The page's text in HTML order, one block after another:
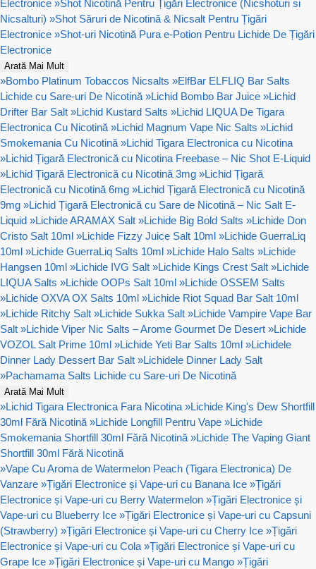
Electronice »Shot Nicotină Pentru Țigări Electronice (Nicshoturi si
Nicsalturi) »Shot Săruri de Nicotină & Nicsalt Pentru Țigări
Electronice »Shot-uri Nicotină Pura e-Potion Pentru Lichide De Țigări
Electronice
Arată Mai Mult
»Bombo Platinum Tobaccos Nicsalts »ElfBar ELFLIQ Bar Salts
Lichide cu Sare-uri De Nicotină »Lichid Bombo Bar Juice »Lichid
Drifter Bar Salt »Lichid Kustard Salts »Lichid LIQUA De Tigara
Electronica Cu Nicotină »Lichid Magnum Vape Nic Salts »Lichid
Smokemania Cu Nicotină »Lichid Tigara Electronica cu Nicotina
»Lichid Țigară Electronică cu Nicotina Freebase – Nic Shot E-Liquid
»Lichid Țigară Electronică cu Nicotină 3mg »Lichid Țigară
Electronică cu Nicotină 6mg »Lichid Țigară Electronică cu Nicotină
9mg »Lichid Țigară Electronică cu Sare de Nicotină – Nic Salt E-
Liquid »Lichide ARAMAX Salt »Lichide Big Bold Salts »Lichide Don
Cristo Salt 10ml »Lichide Fizzy Juice Salt 10ml »Lichide GuerraLiq
10ml »Lichide GuerraLiq Salts 10ml »Lichide Halo Salts »Lichide
Hangsen 10ml »Lichide IVG Salt »Lichide Kings Crest Salt »Lichide
LIQUA Salts »Lichide OOPs Salt 10ml »Lichide OSSEM Salts
»Lichide OXVA OX Salts 10ml »Lichide Riot Squad Bar Salt 10ml
»Lichide Ritchy Salt »Lichide Sukka Salt »Lichide Vampire Vape Bar
Salt »Lichide Viper Nic Salts – Arome Gourmet De Desert »Lichide
VOZOL Salt Prime 10ml »Lichide Yeti Bar Salts 10ml »Lichidele
Dinner Lady Dessert Bar Salt »Lichidele Dinner Lady Salt
»Pachamama Salts Lichide cu Sare-uri De Nicotină
Arată Mai Mult
»Lichid Tigara Electronica Fara Nicotina »Lichide King's Dew Shortfill
30ml Fără Nicotină »Lichide Longfill Pentru Vape »Lichide
Smokemania Shortfill 30ml Fără Nicotină »Lichide The Vaping Giant
Shortfill 30ml Fără Nicotină
»Vape Cu Aroma de Watermelon Peach (Tigara Electronica) De
Vanzare »Țigări Electronice și Vape-uri cu Banana Ice »Țigări
Electronice și Vape-uri cu Berry Watermelon »Țigări Electronice și
Vape-uri cu Blueberry Ice »Țigări Electronice și Vape-uri cu Capsuni
(Strawberry) »Țigări Electronice și Vape-uri cu Cherry Ice »Țigări
Electronice și Vape-uri cu Cola »Țigări Electronice și Vape-uri cu
Grape Ice »Țigări Electronice și Vape-uri cu Mango »Țigări